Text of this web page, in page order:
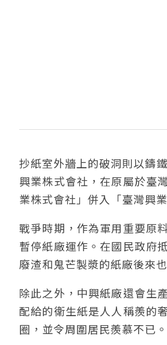
抄紙室外牆上的破洞則以鑄
興業株式會社，在原屬於臺
業株式會社」併入「臺灣興
戰爭時期，作為軍用重要原
暫停紙廠運作。在國民政府
廢渣和鬼芒製漿的紙廠後來
除此之外，中興紙廠還會生
配給的衛生紙是人人稱羨的
圈，並令周圍居民羨慕不已。